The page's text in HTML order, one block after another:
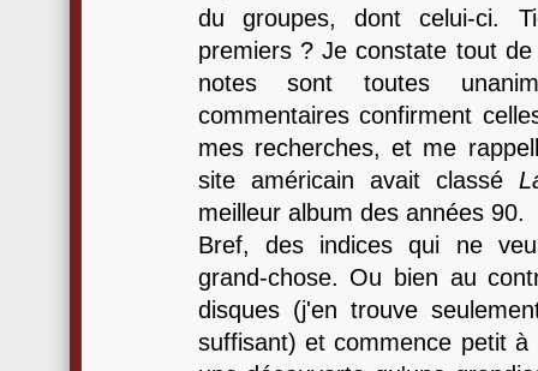
du groupes, dont celui-ci.
premiers ? Je constate tout
notes sont toutes
commentaires confirment
mes recherches, et me
site américain avait classé
meilleur album des années 90.
Bref, des indices qui ne
grand-chose. Ou bien au
disques (j'en trouve
suffisant) et commence petit